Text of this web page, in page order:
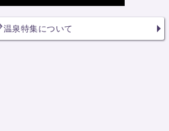
温泉特集について